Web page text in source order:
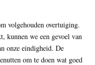
volgehouden overtuiging.
kunnen we een gevoel van
onze eindigheid. De
om te doen wat goed